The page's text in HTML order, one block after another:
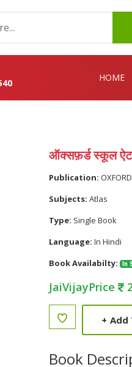
HOME
ऑक्सफ़र्ड स्कूल
Publication:
Subjects: Atlas
Type: Single Book
Language: In Hindi
Book Availabilty:
In
JaiVijayPrice
+ Add
Book